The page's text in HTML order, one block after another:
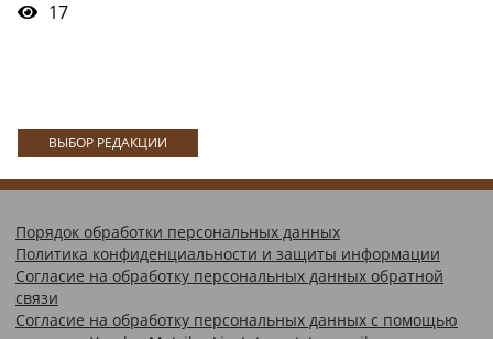
17
ВЫБОР РЕДАКЦИИ
Порядок обработки персональных данных
Политика конфиденциальности и защиты информации
Согласие на обработку персональных данных обратной
связи
Согласие на обработку персональных данных с помощью